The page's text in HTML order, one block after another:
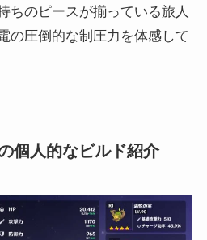
ちのピースが揃っている旅人
の圧倒的な制圧力を体感して
個人的なビルド紹介